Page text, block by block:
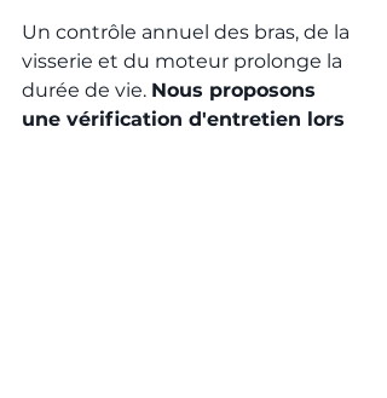
Un contrôle annuel des bras, de la
visserie et du moteur prolonge la
durée de vie. Nous proposons
une vérification d'entretien lors